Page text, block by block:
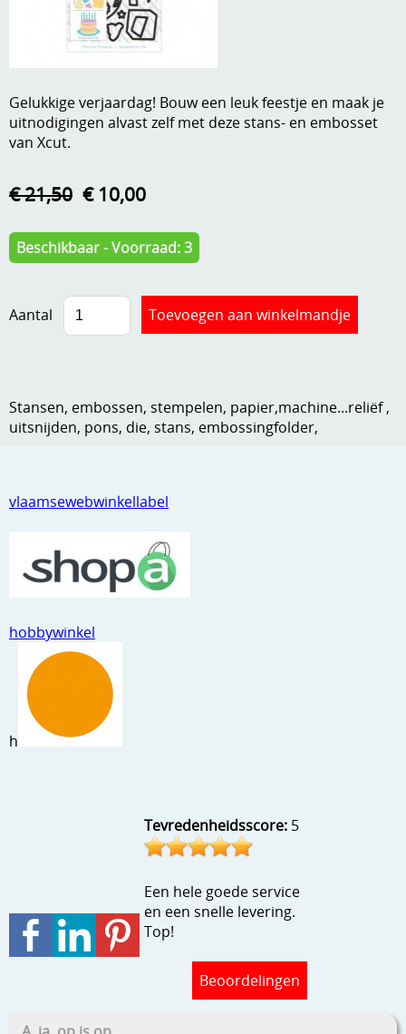
DVD-CD
Handige extra's
Hechtingsmaterialen
Kleurmateriaal-tekenmateriaal
Kneedmateriaal
Leuke versieringen
Papier en karton
Ribbelaar
Speciaal papier
Stempels en zo
Template, mask, stencils, grids
Wat nog, een creatief kijkje
Anders creatief
vlaamsewebwinkellabel
hobbywinkel
h
Tevredenheidsscore: 5
Een hele goede service
en een snelle levering.
Top!
Beoordelingen
Gelukkige verjaardag! Bouw een leuk feestje en maak je
uitnodigingen alvast zelf met deze stans- en embosset
van Xcut.
€ 21,50 € 10,00
Beschikbaar - Voorraad: 3
Aantal
Stansen, embossen, stempelen, papier,machine...reliëf ,
uitsnijden, pons, die, stans, embossingfolder,